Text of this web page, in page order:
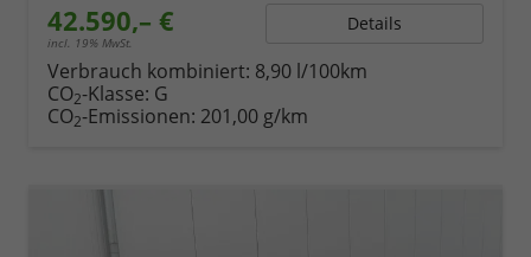
42.590,– €
incl. 19% MwSt.
Details
Verbrauch kombiniert: 8,90 l/100km
CO2-Klasse: G
CO2-Emissionen: 201,00 g/km